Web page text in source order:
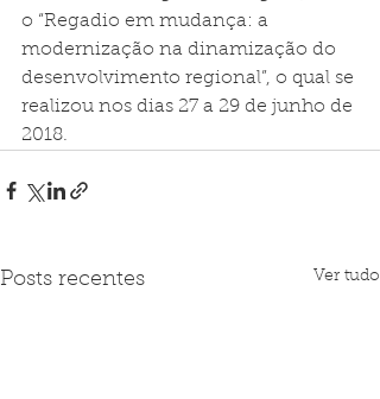
o “Regadio em mudança: a
modernização na dinamização do
desenvolvimento regional”, o qual se
realizou nos dias 27 a 29 de junho de
2018.
Posts recentes Ver tudo